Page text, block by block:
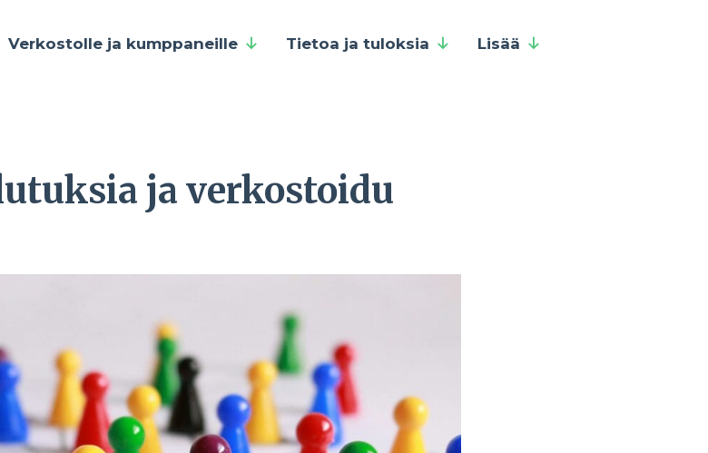
Verkostolle ja kumppaneille Tietoa ja tuloksia Lisää
ja verkostoidu